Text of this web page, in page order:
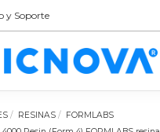
y Soporte
RESINAS
FORMLABS